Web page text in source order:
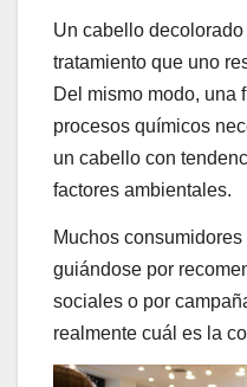
Un cabello
tratamiento que uno
Del mismo modo, una
procesos químicos
un cabello con
factores ambientales.
Muchos
guiándose por
sociales o por
realmente cuál es la